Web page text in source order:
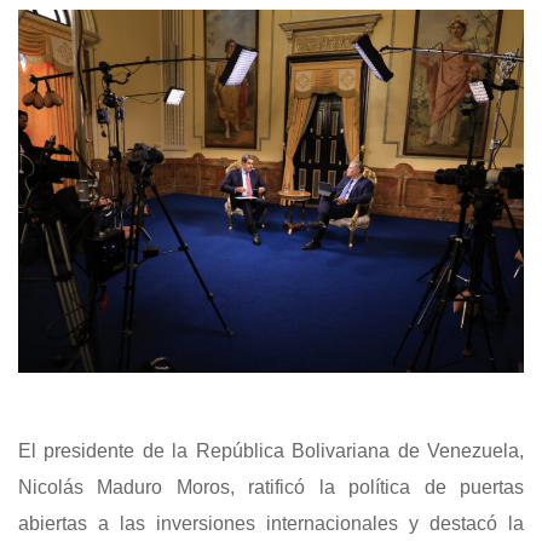
El presidente de la República Bolivariana de Venezuela,
Nicolás Maduro Moros, ratificó la política de puertas
abiertas a las inversiones internacionales y destacó la